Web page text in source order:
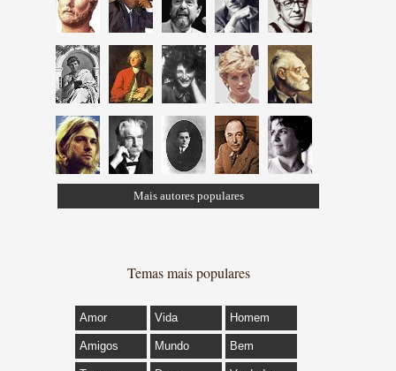
Mais autores populares
Temas mais populares
Amor Vida Homem
Amigos Mundo Bem